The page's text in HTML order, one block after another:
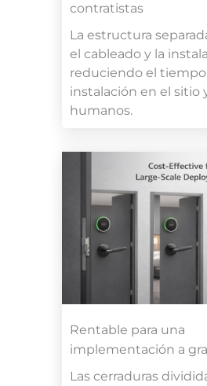
contratistas
La estructura
el cableado y la
reduciendo el
instalación en el sitio
humanos.
Rentable para una
implementación a
Las cerraduras